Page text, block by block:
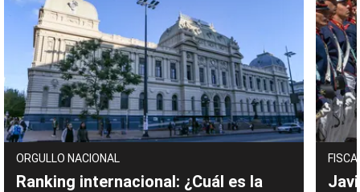
ORGULLO NACIONAL
Ranking internacional: ¿Cuál es la